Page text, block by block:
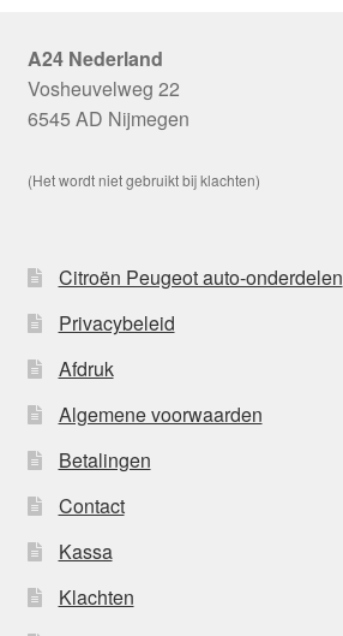
A24 Nederland
Vosheuvelweg 22
6545 AD Nijmegen
(Het wordt niet gebruikt bij klachten)
Citroën Peugeot auto-onderdelen
Privacybeleid
Afdruk
Algemene voorwaarden
Betalingen
Contact
Kassa
Klachten